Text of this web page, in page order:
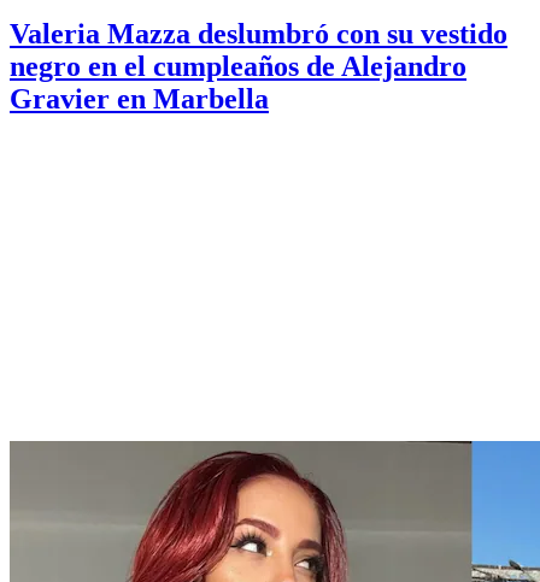
Valeria Mazza deslumbró con su vestido
negro en el cumpleaños de Alejandro
Gravier en Marbella